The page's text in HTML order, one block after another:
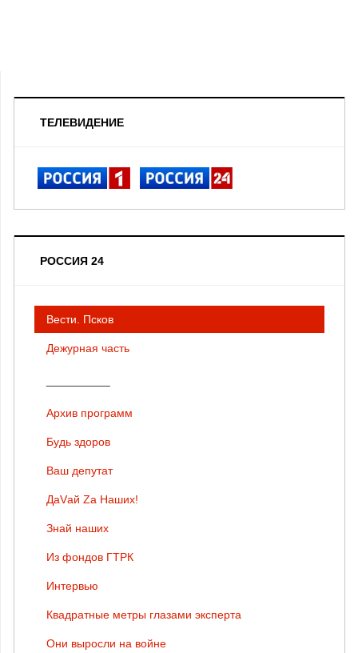
ТЕЛЕВИДЕНИЕ
РОССИЯ 24
Вести. Псков
Дежурная часть
Архив программ
Будь здоров
Ваш депутат
ДаVай Zа Наших!
Знай наших
Из фондов ГТРК
Интервью
Квадратные метры глазами эксперта
Они выросли на войне